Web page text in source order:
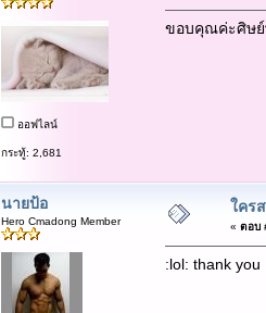
ออฟไลน์
กระทู้: 2,681
ขอบคุณค่ะศิษย์
นายป้อ
Hero Cmadong Member
ใคร
« ตอบ
:lol: thank you